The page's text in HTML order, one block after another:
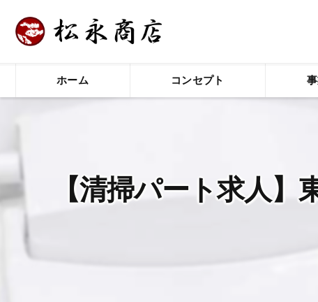
ホーム コンセプト
【清掃パート求人